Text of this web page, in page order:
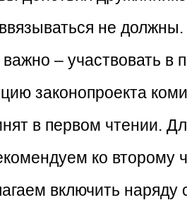
не
– участвовать в
законопроекта
в первом чтении.
ко второму
включить наряду